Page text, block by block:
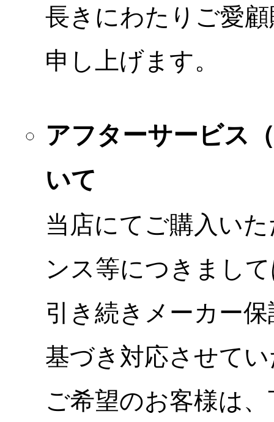
長きにわたりご愛
申し上げます。
アフターサービス
いて
当店にてご購入い
ンス等につきまし
引き続きメーカー
基づき対応させて
ご希望のお客様は